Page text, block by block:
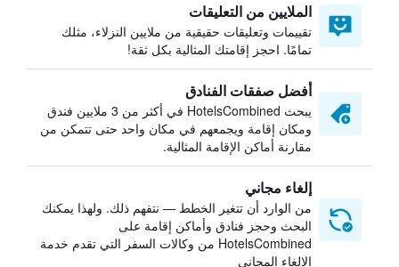
الملايين من التعليقات
تقييمات وتعليقات حقيقية من ملايين النزلاء، مثلك
تمامًا. احجز إقامتك المثالية بكل ثقة!
أفضل صفقات الفنادق
يبحث HotelsCombined في أكثر من 3 ملايين فندق
ومكان إقامة ويجمعهم في مكان واحد حتى تتمكن من
مقارنة أماكن الإقامة المثالية.
إلغاء مجاني
من الوارد أن تتغير الخطط — نتفهم ذلك. ولهذا يمكنك
البحث وحجز فنادق وأماكن إقامة على
HotelsCombined من وكالات السفر التي تقدم خدمة
الإلغاء المجاني